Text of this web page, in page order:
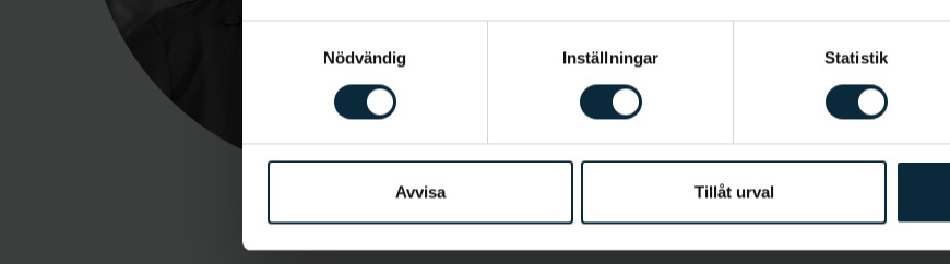
Nödvändig
Inställningar Statistik
Avvisa Tillåt urval